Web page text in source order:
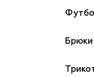
Брюки